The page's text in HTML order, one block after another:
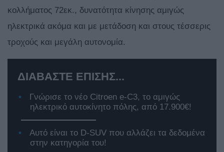
κολλήματος 72εκ., δυνατότητα κίνησης αμιγώς
ηλεκτρικά ακόμα και με μετάδοση και στους τέσσερις
τροχούς και μεγάλη αυτονομία.
ΔΙΑΒΑΣΤΕ ΕΠΙΣΗΣ...
Γνώρισε το νέο Citroen e-C3, το αμιγώς
ηλεκτρικό αυτοκίνητο πόλης, από 17.900€!
Αυτό είναι το D-SUV που αλλάζει τα δεδομένα
στην κατηγορία του!